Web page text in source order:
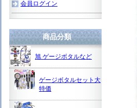
会員ログイン
商品分類
旭 ゲージボタルなど
ゲージボタルセット大
特価